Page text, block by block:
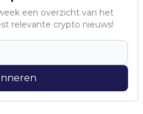
een overzicht van het
relevante crypto nieuws!